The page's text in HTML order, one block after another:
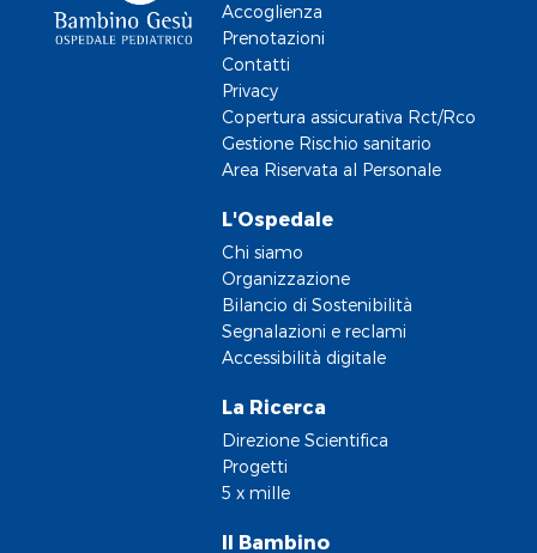
Accoglienza
Prenotazioni
Contatti
Privacy
Copertura assicurativa Rct/Rco
Gestione Rischio sanitario
Area Riservata al Personale
L'Ospedale
Chi siamo
Organizzazione
Bilancio di Sostenibilità
Segnalazioni e reclami
Accessibilità digitale
La Ricerca
Direzione Scientifica
Progetti
5 x mille
Il Bambino